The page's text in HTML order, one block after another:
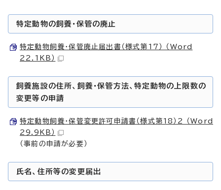
特定動物の飼養・保管の廃止
特定動物飼養・保管廃止届出書（様式第17） （Word
22.1KB）
飼養施設の住所、飼養・保管方法、特定動物の上限数の
変更等の申請
特定動物飼養・保管変更許可申請書（様式第18）2 （Word
29.9KB）
（事前の申請が必要）
氏名、住所等の変更届出